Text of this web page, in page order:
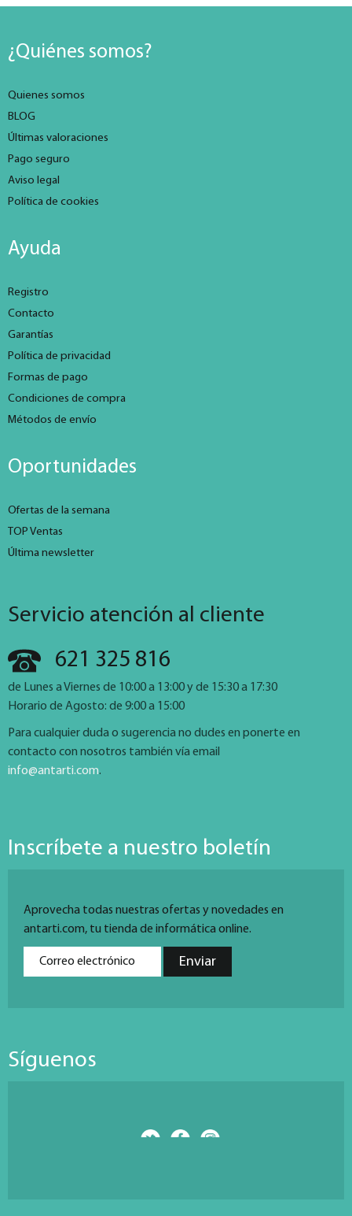
¿Quiénes somos?
Quienes somos
BLOG
Últimas valoraciones
Pago seguro
Aviso legal
Política de cookies
Ayuda
Registro
Contacto
Garantías
Política de privacidad
Formas de pago
Condiciones de compra
Métodos de envío
Oportunidades
Ofertas de la semana
TOP Ventas
Última newsletter
Servicio atención al cliente
621 325 816
de Lunes a Viernes de 10:00 a 13:00 y de 15:30 a 17:30
Horario de Agosto: de 9:00 a 15:00
Para cualquier duda o sugerencia no dudes en ponerte en
contacto con nosotros también vía email
info@antarti.com.
Inscríbete a nuestro boletín
Aprovecha todas nuestras ofertas y novedades en
antarti.com, tu tienda de informática online.
Síguenos